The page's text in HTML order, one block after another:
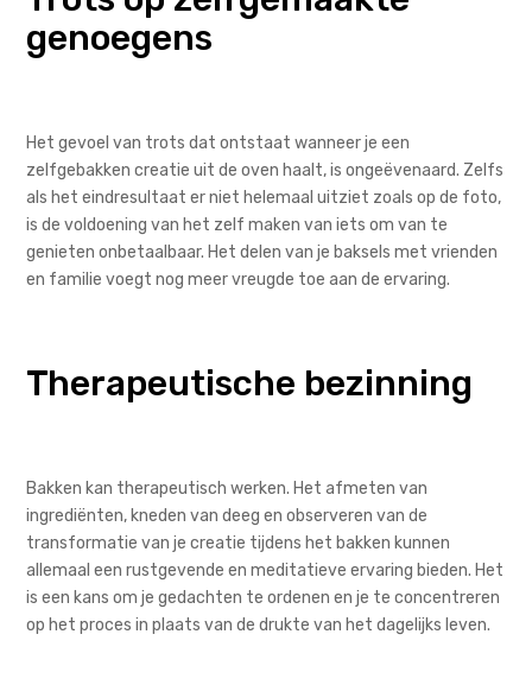
genoegens
Het gevoel van trots dat ontstaat wanneer je een
zelfgebakken creatie uit de oven haalt, is ongeëvenaard. Zelfs
als het eindresultaat er niet helemaal uitziet zoals op de foto,
is de voldoening van het zelf maken van iets om van te
genieten onbetaalbaar. Het delen van je baksels met vrienden
en familie voegt nog meer vreugde toe aan de ervaring.
Therapeutische bezinning
Bakken kan therapeutisch werken. Het afmeten van
ingrediënten, kneden van deeg en observeren van de
transformatie van je creatie tijdens het bakken kunnen
allemaal een rustgevende en meditatieve ervaring bieden. Het
is een kans om je gedachten te ordenen en je te concentreren
op het proces in plaats van de drukte van het dagelijks leven.